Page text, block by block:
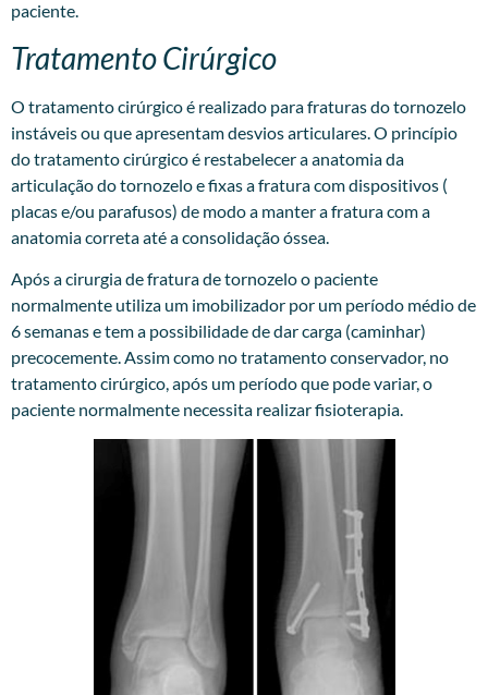
paciente.
Tratamento Cirúrgico
O tratamento cirúrgico é realizado para fraturas do tornozelo
instáveis ou que apresentam desvios articulares. O princípio
do tratamento cirúrgico é restabelecer a anatomia da
articulação do tornozelo e fixas a fratura com dispositivos (
placas e/ou parafusos) de modo a manter a fratura com a
anatomia correta até a consolidação óssea.
Após a cirurgia de fratura de tornozelo o paciente
normalmente utiliza um imobilizador por um período médio de
6 semanas e tem a possibilidade de dar carga (caminhar)
precocemente. Assim como no tratamento conservador, no
tratamento cirúrgico, após um período que pode variar, o
paciente normalmente necessita realizar fisioterapia.